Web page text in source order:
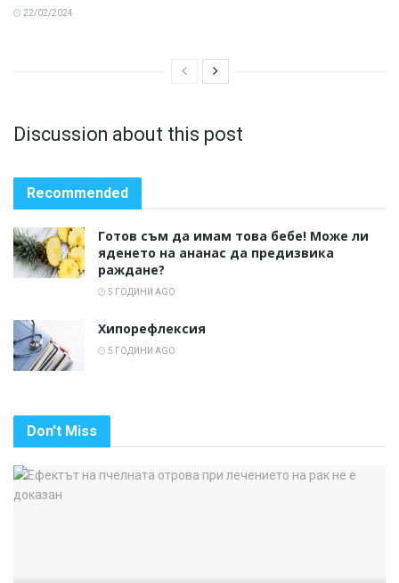
22/02/2024
Discussion about this post
Recommended
Готов съм да имам това бебе! Може ли
яденето на ананас да предизвика
раждане?
5 ГОДИНИ AGO
Хипорефлексия
5 ГОДИНИ AGO
Don't Miss